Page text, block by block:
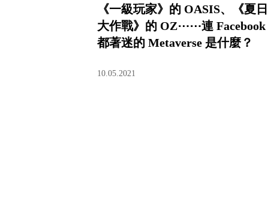
《一級玩家》的 OASIS、《夏日
大作戰》的 OZ⋯⋯連 Facebook
都著迷的 Metaverse 是什麼？
10.05.2021